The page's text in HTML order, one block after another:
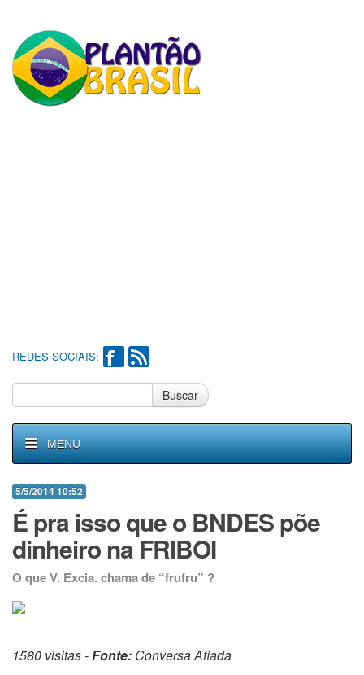
REDES SOCIAIS:
Buscar
MENU
5/5/2014 10:52
É pra isso que o BNDES põe
dinheiro na FRIBOI
O que V. Excia. chama de “frufru” ?
1580 visitas -Fonte: Conversa Afiada